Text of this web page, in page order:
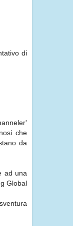
di
che
da
ad una
Global